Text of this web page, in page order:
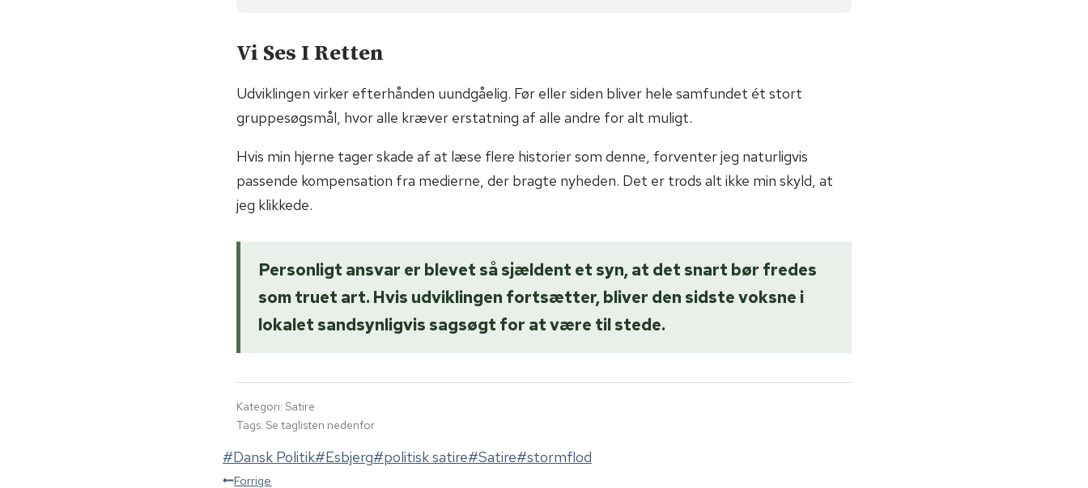
Vi Ses I Retten
Udviklingen virker efterhånden uundgåelig. Før eller siden bliver hele samfundet ét stort
gruppesøgsmål, hvor alle kræver erstatning af alle andre for alt muligt.
Hvis min hjerne tager skade af at læse flere historier som denne, forventer jeg naturligvis
passende kompensation fra medierne, der bragte nyheden. Det er trods alt ikke min skyld, at
jeg klikkede.
Personligt ansvar er blevet så sjældent et syn, at det snart bør fredes
som truet art. Hvis udviklingen fortsætter, bliver den sidste voksne i
lokalet sandsynligvis sagsøgt for at være til stede.
Kategori: Satire
Tags: Se taglisten nedenfor
Indlæg-
tags:
#Dansk Politik#Esbjerg#politisk satire#Satire#stormflod
Forrige